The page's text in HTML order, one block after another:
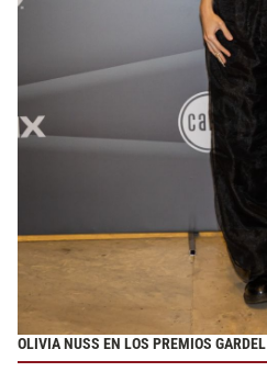
OLIVIA NUSS EN LOS PREMIOS